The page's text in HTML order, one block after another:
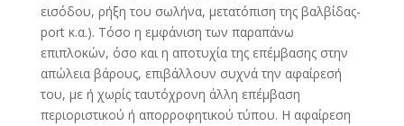
εισόδου, ρήξη του σωλήνα, μετατόπιση της βαλβίδας-
port κ.α.). Τόσο η εμφάνιση των παραπάνω
επιπλοκών, όσο και η αποτυχία της επέμβασης στην
απώλεια βάρους, επιβάλλουν συχνά την αφαίρεσή
του, με ή χωρίς ταυτόχρονη άλλη επέμβαση
περιοριστικού ή απορροφητικού τύπου. Η αφαίρεση